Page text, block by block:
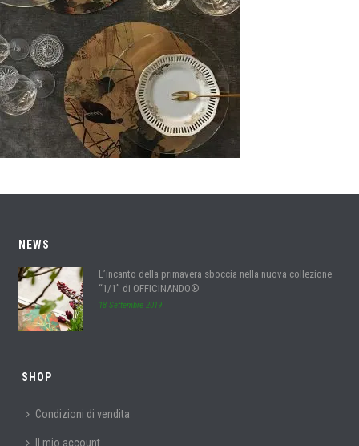
NEWS
L’incanto della primavera sboccia nella nuova collezione
“1/1” di OFFICINANDO®
18 Settembre 2019
SHOP
Condizioni di vendita
Il mio account